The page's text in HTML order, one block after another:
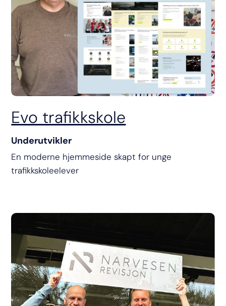
Evo trafikkskole
Underutvikler
En moderne hjemmeside skapt for unge
trafikkskoleelever